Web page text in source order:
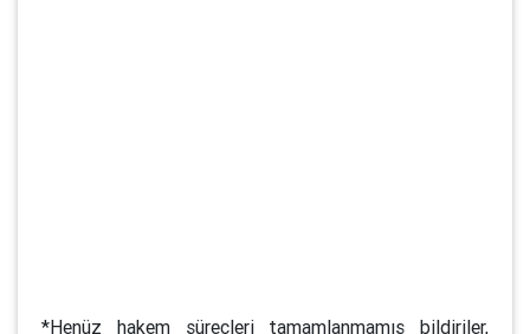
*Henüz hakem süreçleri tamamlanmamış bildiriler,